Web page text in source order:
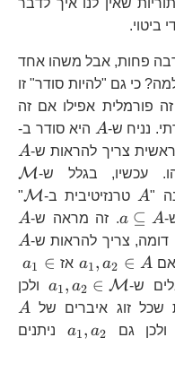
שאין לנו איך לדבר
ביטוי.
פחות, אבל משהו אחד
כי גם "להיות סודר" זו
פורמלית אפילו אם זה
נניח ש-A היא סודר ב-
ראשית צריך להראות ש-A
עכשיו, בגלל ש-M
"
A טרנזיטיבית ב-M
"
a
a ⊆ A . זה מראה ש-A
דומה, צריך להראות ש-A
a1, a2 ∈ A אז a1 ∈
ש- a1, a2 ∈ M
ולכן
A
שכל זוג איברים של A
ולכן גם a1, a2
ניתנים